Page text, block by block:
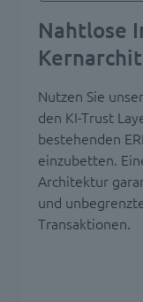
Nahtlose
Nutzen Sie
den KI-Trust
bestehenden
einzubetten.
Architektur
und
Transaktionen.